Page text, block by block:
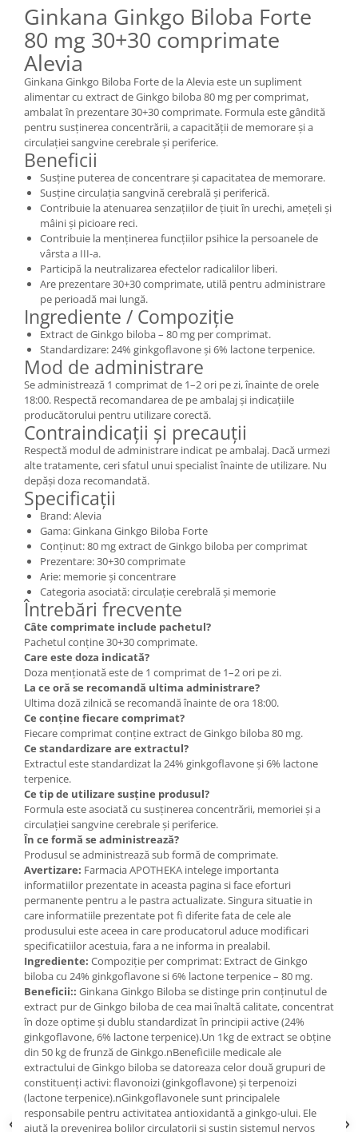
Ginkana Ginkgo Biloba Forte
80 mg 30+30 comprimate
Alevia
Ginkana Ginkgo Biloba Forte de la Alevia este un supliment
alimentar cu extract de Ginkgo biloba 80 mg per comprimat,
ambalat în prezentare 30+30 comprimate. Formula este gândită
pentru susținerea concentrării, a capacității de memorare și a
circulației sangvine cerebrale și periferice.
Beneficii
Susține puterea de concentrare și capacitatea de memorare.
Susține circulația sangvină cerebrală și periferică.
Contribuie la atenuarea senzațiilor de țiuit în urechi, amețeli și
mâini și picioare reci.
Contribuie la menținerea funcțiilor psihice la persoanele de
vârsta a III-a.
Participă la neutralizarea efectelor radicalilor liberi.
Are prezentare 30+30 comprimate, utilă pentru administrare
pe perioadă mai lungă.
Ingrediente / Compoziție
Extract de Ginkgo biloba – 80 mg per comprimat.
Standardizare: 24% ginkgoflavone și 6% lactone terpenice.
Mod de administrare
Se administrează 1 comprimat de 1–2 ori pe zi, înainte de orele
18:00. Respectă recomandarea de pe ambalaj și indicațiile
producătorului pentru utilizare corectă.
Contraindicații și precauții
Respectă modul de administrare indicat pe ambalaj. Dacă urmezi
alte tratamente, ceri sfatul unui specialist înainte de utilizare. Nu
depăși doza recomandată.
Specificații
Brand: Alevia
Gama: Ginkana Ginkgo Biloba Forte
Conținut: 80 mg extract de Ginkgo biloba per comprimat
Prezentare: 30+30 comprimate
Arie: memorie și concentrare
Categoria asociată: circulație cerebrală și memorie
Întrebări frecvente
Câte comprimate include pachetul?
Pachetul conține 30+30 comprimate.
Care este doza indicată?
Doza menționată este de 1 comprimat de 1–2 ori pe zi.
La ce oră se recomandă ultima administrare?
Ultima doză zilnică se recomandă înainte de ora 18:00.
Ce conține fiecare comprimat?
Fiecare comprimat conține extract de Ginkgo biloba 80 mg.
Ce standardizare are extractul?
Extractul este standardizat la 24% ginkgoflavone și 6% lactone
terpenice.
Ce tip de utilizare susține produsul?
Formula este asociată cu susținerea concentrării, memoriei și a
circulației sangvine cerebrale și periferice.
În ce formă se administrează?
Produsul se administrează sub formă de comprimate.
Avertizare: Farmacia APOTHEKA intelege importanta
informatiilor prezentate in aceasta pagina si face eforturi
permanente pentru a le pastra actualizate. Singura situatie in
care informatiile prezentate pot fi diferite fata de cele ale
produsului este aceea in care producatorul aduce modificari
specificatiilor acestuia, fara a ne informa in prealabil.
Ingrediente: Compoziție per comprimat: Extract de Ginkgo
biloba cu 24% ginkgoflavone si 6% lactone terpenice – 80 mg.
Beneficii:: Ginkana Ginkgo Biloba se distinge prin conținutul de
extract pur de Ginkgo biloba de cea mai înaltă calitate, concentrat
în doze optime și dublu standardizat în principii active (24%
ginkgoflavone, 6% lactone terpenice).Un 1kg de extract se obține
din 50 kg de frunză de Ginkgo.nBeneficiile medicale ale
extractului de Ginkgo biloba se datoreaza celor două grupuri de
constituenți activi: flavonoizi (ginkgoflavone) și terpenoizi
(lactone terpenice).nGinkgoflavonele sunt principalele
responsabile pentru activitatea antioxidantă a ginkgo-ului. Ele
ajută la prevenirea bolilor circulatorii și susțin sistemul nervos